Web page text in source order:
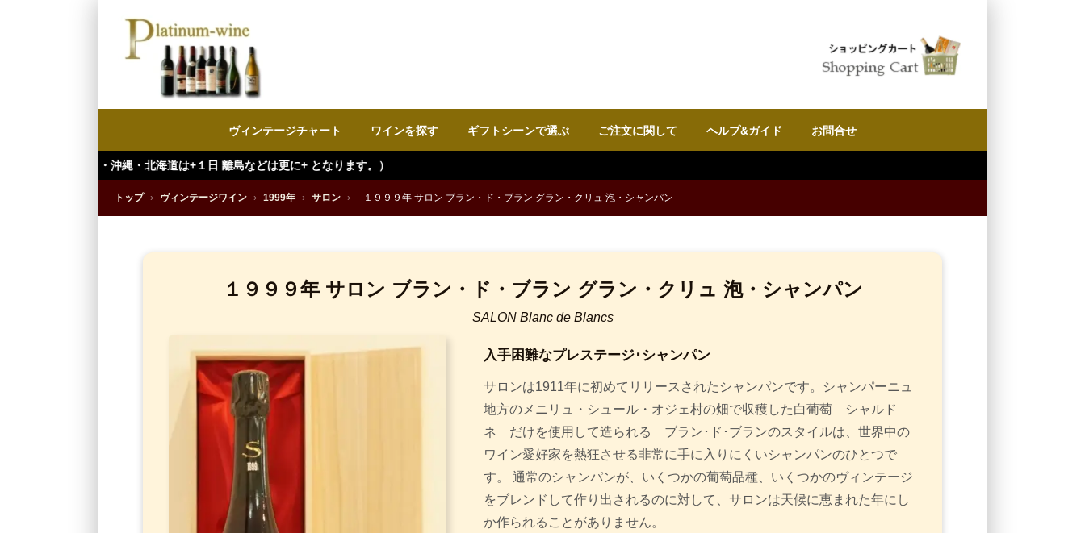
ヴィンテージチャート ワインを探す ギフトシーンで選ぶ ご注文に関して ヘルプ&ガイド お問合せ
北海道は+１日 離島などは更に+ となります。）
トップ › ヴィンテージワイン › 1999年 › サロン › １９９９年 サロン ブラン・ド・ブラン グラン・クリュ 泡・シャンパン
１９９９年 サロン ブラン・ド・ブラン グラン・クリュ 泡・シャンパン
SALON Blanc de Blancs
入手困難なプレステージ･シャンパン
サロンは1911年に初めてリリースされたシャンパンです。シャンパーニュ
地方のメニリュ・シュール・オジェ村の畑で収穫した白葡萄 シャルド
ネ だけを使用して造られる ブラン･ド･ブランのスタイルは、世界中の
ワイン愛好家を熱狂させる非常に手に入りにくいシャンパンのひとつで
す。 通常のシャンパンが、いくつかの葡萄品種、いくつかのヴィンテージ
をブレンドして作り出されるのに対して、サロンは天候に恵まれた年にし
か作られることがありません。